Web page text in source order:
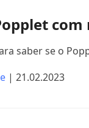
saber se o
| 21.02.2023